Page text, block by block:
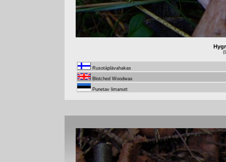
Rusotäplävahakas
Blotched Woodwax
Punetav limanutt